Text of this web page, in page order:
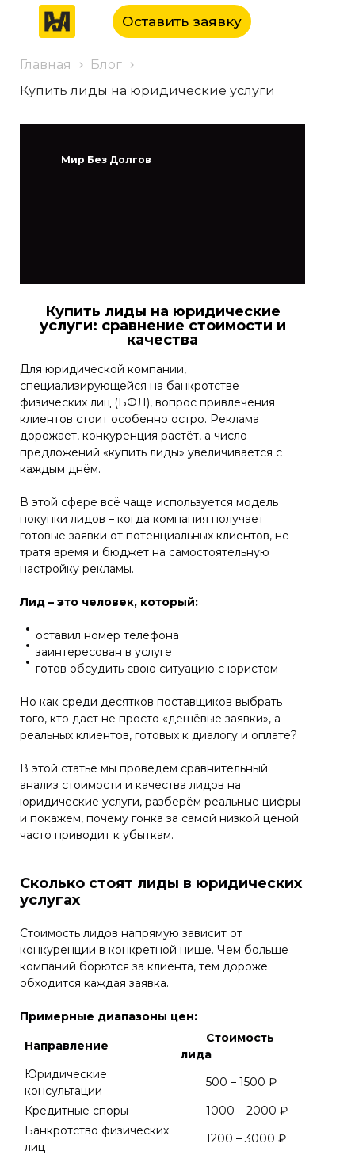
Оставить заявку
Направление
Стоимость
лида
Юридические
консультации
500 – 1500 ₽
Кредитные споры
1000 – 2000 ₽
Банкротство физических
лиц
1200 – 3000 ₽
Сколько стоят лиды в юридических
услугах
Главная
Блог
Купить лиды на юридические услуги
Купить лиды на юридические
услуги: сравнение стоимости и
качества
Стоимость лидов напрямую зависит от
конкуренции в конкретной нише. Чем больше
компаний борются за клиента, тем дороже
обходится каждая заявка.
Примерные диапазоны цен:
Для юридической компании,
специализирующейся на банкротстве
физических лиц (БФЛ), вопрос привлечения
клиентов стоит особенно остро. Реклама
дорожает, конкуренция растёт, а число
предложений «купить лиды» увеличивается с
каждым днём.
В этой сфере всё чаще используется модель
покупки лидов – когда компания получает
готовые заявки от потенциальных клиентов, не
тратя время и бюджет на самостоятельную
настройку рекламы.
Лид – это человек, который:
оставил номер телефона
заинтересован в услуге
готов обсудить свою ситуацию с юристом
Но как среди десятков поставщиков выбрать
того, кто даст не просто «дешёвые заявки», а
реальных клиентов, готовых к диалогу и оплате?
В этой статье мы проведём сравнительный
анализ стоимости и качества лидов на
юридические услуги, разберём реальные цифры
и покажем, почему гонка за самой низкой ценой
часто приводит к убыткам.
Мир Без Долгов